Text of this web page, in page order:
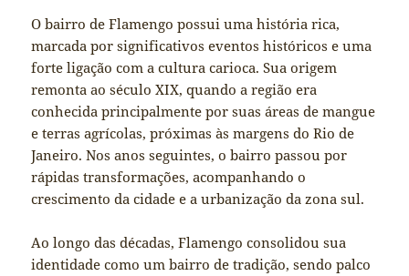
O bairro de Flamengo possui uma história rica,
marcada por significativos eventos históricos e uma
forte ligação com a cultura carioca. Sua origem
remonta ao século XIX, quando a região era
conhecida principalmente por suas áreas de mangue
e terras agrícolas, próximas às margens do Rio de
Janeiro. Nos anos seguintes, o bairro passou por
rápidas transformações, acompanhando o
crescimento da cidade e a urbanização da zona sul.
Ao longo das décadas, Flamengo consolidou sua
identidade como um bairro de tradição, sendo palco